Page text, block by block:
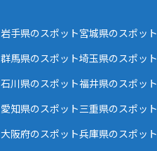
岩手県のスポット宮城県のスポット
群馬県のスポット埼玉県のスポット
石川県のスポット福井県のスポット
愛知県のスポット三重県のスポット
大阪府のスポット兵庫県のスポット